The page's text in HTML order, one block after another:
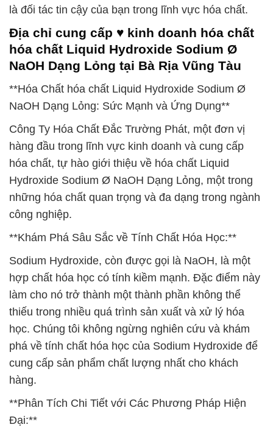
là đối tác tin cậy của bạn trong lĩnh vực hóa chất.
Địa chỉ cung cấp ♥ kinh doanh hóa chất
hóa chất Liquid Hydroxide Sodium Ø
NaOH Dạng Lỏng tại Bà Rịa Vũng Tàu
**Hóa Chất hóa chất Liquid Hydroxide Sodium Ø
NaOH Dạng Lỏng: Sức Mạnh và Ứng Dụng**
Công Ty Hóa Chất Đắc Trường Phát, một đơn vị
hàng đầu trong lĩnh vực kinh doanh và cung cấp
hóa chất, tự hào giới thiệu về hóa chất Liquid
Hydroxide Sodium Ø NaOH Dạng Lỏng, một trong
những hóa chất quan trọng và đa dạng trong ngành
công nghiệp.
**Khám Phá Sâu Sắc về Tính Chất Hóa Học:**
Sodium Hydroxide, còn được gọi là NaOH, là một
hợp chất hóa học có tính kiềm mạnh. Đặc điểm này
làm cho nó trở thành một thành phần không thể
thiếu trong nhiều quá trình sản xuất và xử lý hóa
học. Chúng tôi không ngừng nghiên cứu và khám
phá về tính chất hóa học của Sodium Hydroxide để
cung cấp sản phẩm chất lượng nhất cho khách
hàng.
**Phân Tích Chi Tiết với Các Phương Pháp Hiện
Đại:**